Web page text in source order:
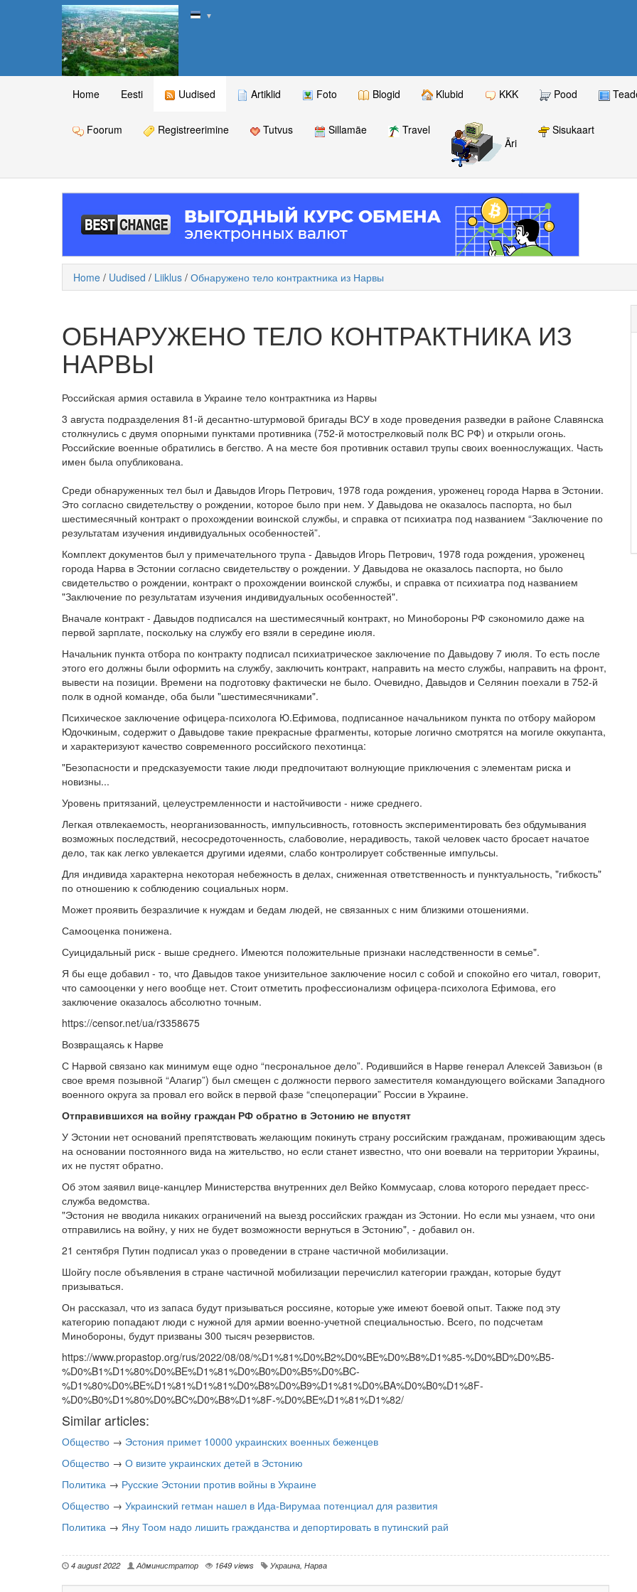
▼
Home Eesti Uudised Artiklid Foto Blogid Klubid KKK Pood
Foorum Registreerimine Tutvus Sillamäe
Travel
Äri
Sisukaart
Home / Uudised / Liiklus / Обнаружено тело контрактника из Нарвы
ОБНАРУЖЕНО ТЕЛО КОНТРАКТНИКА ИЗ
НАРВЫ
Российская армия оставила в Украине тело контрактника из Нарвы
3 августа подразделения 81-й десантно-штурмовой бригады ВСУ в ходе проведения разведки в районе Славянска
столкнулись с двумя опорными пунктами противника (752-й мотострелковый полк ВС РФ) и открыли огонь.
Российские военные обратились в бегство. А на месте боя противник оставил трупы своих военнослужащих. Часть
имен была опубликована.
Среди обнаруженных тел был и Давыдов Игорь Петрович, 1978 года рождения, уроженец города Нарва в Эстонии.
Это согласно свидетельству о рождении, которое было при нем. У Давыдова не оказалось паспорта, но был
шестимесячный контракт о прохождении воинской службы, и справка от психиатра под названием “Заключение по
результатам изучения индивидуальных особенностей”.
Комплект документов был у примечательного трупа - Давыдов Игорь Петрович, 1978 года рождения, уроженец
города Нарва в Эстонии согласно свидетельству о рождении. У Давыдова не оказалось паспорта, но было
свидетельство о рождении, контракт о прохождении воинской службы, и справка от психиатра под названием
"Заключение по результатам изучения индивидуальных особенностей".
Вначале контракт - Давыдов подписался на шестимесячный контракт, но Минобороны РФ сэкономило даже на
первой зарплате, поскольку на службу его взяли в середине июля.
Начальник пункта отбора по контракту подписал психиатрическое заключение по Давыдову 7 июля. То есть после
этого его должны были оформить на службу, заключить контракт, направить на место службы, направить на фронт,
вывести на позиции. Времени на подготовку фактически не было. Очевидно, Давыдов и Селянин поехали в 752-й
полк в одной команде, оба были "шестимесячниками".
Психическое заключение офицера-психолога Ю.Ефимова, подписанное начальником пункта по отбору майором
Юдочкиным, содержит о Давыдове такие прекрасные фрагменты, которые логично смотрятся на могиле оккупанта,
и характеризуют качество современного российского пехотинца:
"Безопасности и предсказуемости такие люди предпочитают волнующие приключения с элементам риска и
новизны...
Уровень притязаний, целеустремленности и настойчивости - ниже среднего.
Легкая отвлекаемость, неорганизованность, импульсивность, готовность экспериментировать без обдумывания
возможных последствий, несосредоточенность, слабоволие, нерадивость, такой человек часто бросает начатое
дело, так как легко увлекается другими идеями, слабо контролирует собственные импульсы.
Для индивида характерна некоторая небежность в делах, сниженная ответственность и пунктуальность, "гибкость"
по отношению к соблюдению социальных норм.
Может проявить безразличие к нуждам и бедам людей, не связанных с ним близкими отошениями.
Самооценка понижена.
Суицидальный риск - выше среднего. Имеются положительные признаки наследственности в семье".
Я бы еще добавил - то, что Давыдов такое унизительное заключение носил с собой и спокойно его читал, говорит,
что самооценки у него вообще нет. Стоит отметить профессионализм офицера-психолога Ефимова, его
заключение оказалось абсолютно точным.
https://censor.net/ua/r3358675
Возвращаясь к Нарве
С Нарвой связано как минимум еще одно “песрональное дело”. Родившийся в Нарве генерал Алексей Завизьон (в
свое время позывной “Алагир”) был смещен с должности первого заместителя командующего войсками Западного
военного округа за провал его войск в первой фазе “спецоперации” России в Украине.
Отправившихся на войну граждан РФ обратно в Эстонию не впустят
У Эстонии нет оснований препятствовать желающим покинуть страну российским гражданам, проживающим здесь
на основании постоянного вида на жительство, но если станет известно, что они воевали на территории Украины,
их не пустят обратно.
Об этом заявил вице-канцлер Министерства внутренних дел Вейко Коммусаар, слова которого передает пресс-
служба ведомства.
"Эстония не вводила никаких ограничений на выезд российских граждан из Эстонии. Но если мы узнаем, что они
отправились на войну, у них не будет возможности вернуться в Эстонию", - добавил он.
21 сентября Путин подписал указ о проведении в стране частичной мобилизации.
Шойгу после объявления в стране частичной мобилизации перечислил категории граждан, которые будут
призываться.
Он рассказал, что из запаса будут призываться россияне, которые уже имеют боевой опыт. Также под эту
категорию попадают люди с нужной для армии военно-учетной специальностью. Всего, по подсчетам
Минобороны, будут призваны 300 тысяч резервистов.
https://www.propastop.org/rus/2022/08/08/%D1%81%D0%B2%D0%BE%D0%B8%D1%85-%D0%BD%D0%B5-
%D0%B1%D1%80%D0%BE%D1%81%D0%B0%D0%B5%D0%BC-
%D1%80%D0%BE%D1%81%D1%81%D0%B8%D0%B9%D1%81%D0%BA%D0%B0%D1%8F-
%D0%B0%D1%80%D0%BC%D0%B8%D1%8F-%D0%BE%D1%81%D1%82/
Similar articles:
Общество → Эстония примет 10000 украинских военных беженцев
Общество → О визите украинских детей в Эстонию
Политика → Русские Эстонии против войны в Украине
Общество → Украинский гетман нашел в Ида-Вирумаа потенциал для развития
Политика → Яну Тоом надо лишить гражданства и депортировать в путинский рай
4 august 2022 Администратор 1649 views Украина, Нарва